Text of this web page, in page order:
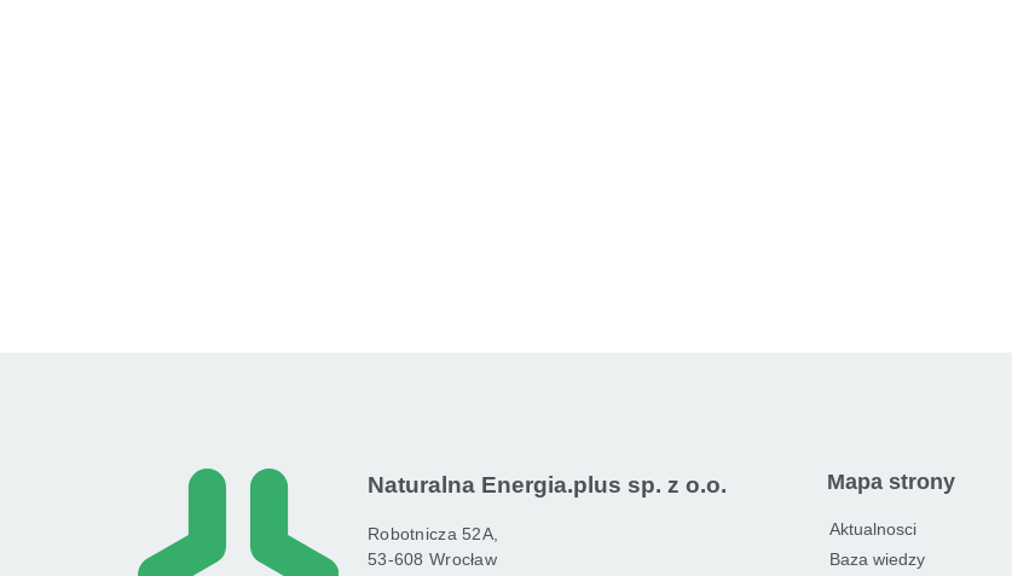
Naturalna Energia.plus sp. z o.o.
Robotnicza 52A,
53-608 Wrocław
Mapa strony
Aktualnosci
Baza wiedzy